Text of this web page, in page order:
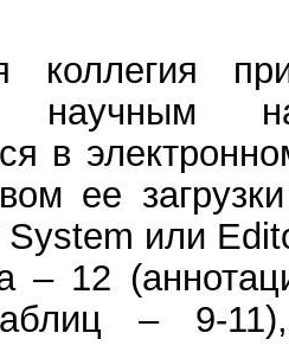
коллегия
в
ее
System или
– 12
– 9-